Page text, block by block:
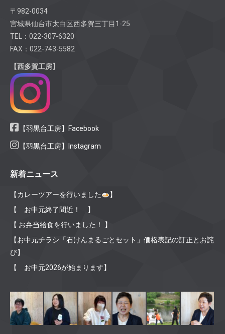
〒982-0034
宮城県仙台市太白区西多賀三丁目1-25
TEL：022-307-6320
FAX：022-743-5582
【西多賀工房】
【羽黒台工房】Facebook
【羽黒台工房】Instagram
新着ニュース
【カレーツアーを行いました
】
【 お中元終了間近！ 】
【 お弁当給食を行いました！ 】
【お中元チラシ「石けんまるごとセット」価格表記の訂正とお詫
び】
【 お中元2026が始まります】